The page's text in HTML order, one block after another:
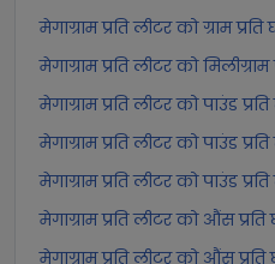
मेगाग्राम प्रति लीटर को ग्राम
मेगाग्राम प्रति लीटर को
मेगाग्राम प्रति लीटर को पाउंड
मेगाग्राम प्रति लीटर को पाउंड
मेगाग्राम प्रति लीटर को पाउंड
मेगाग्राम प्रति लीटर को औंस
मेगाग्राम प्रति लीटर को औंस